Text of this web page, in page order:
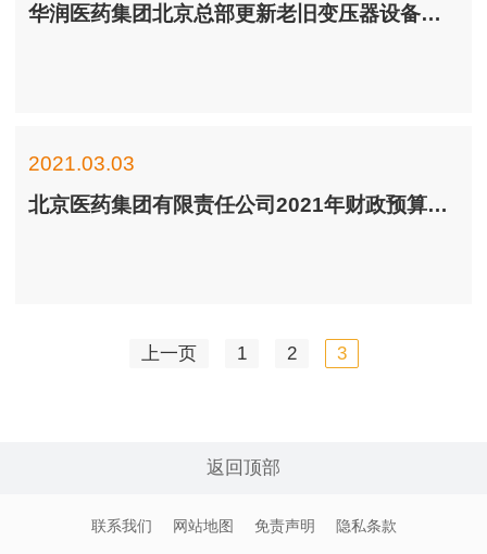
华润医药集团北京总部更新老旧变压器设备设计单位采购寻源公告
北京医药集团有限责任公司2021年财政预算信息
2021.03.03
上一页 1 2 3
返回顶部
联系我们 网站地图 免责声明 隐私条款